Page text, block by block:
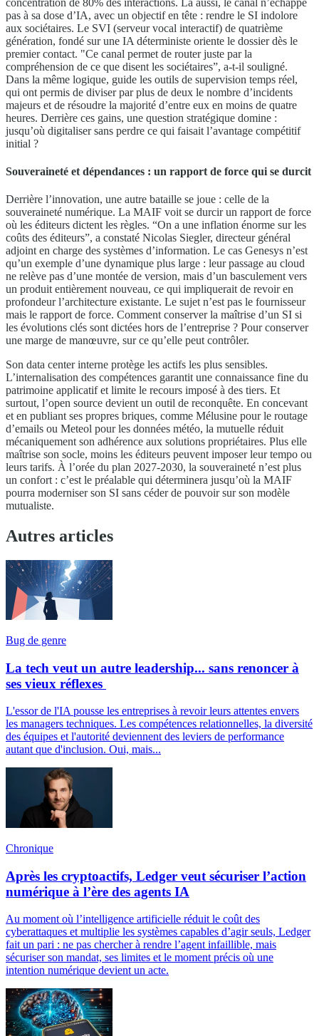
pas à sa dose d’IA, avec un objectif en tête : rendre le SI indolore
aux sociétaires. Le SVI (serveur vocal interactif) de quatrième
génération, fondé sur une IA déterministe oriente le dossier dès le
premier contact. "Ce canal permet de router juste par la
compréhension de ce que disent les sociétaires”, a-t-il souligné.
Dans la même logique, guide les outils de supervision temps réel,
qui ont permis de diviser par plus de deux le nombre d’incidents
majeurs et de résoudre la majorité d’entre eux en moins de quatre
heures. Derrière ces gains, une question stratégique domine :
jusqu’où digitaliser sans perdre ce qui faisait l’avantage compétitif
initial ?
Souveraineté et dépendances : un rapport de force qui se durcit
Derrière l’innovation, une autre bataille se joue : celle de la
souveraineté numérique. La MAIF voit se durcir un rapport de force
où les éditeurs dictent les règles. “On a une inflation énorme sur les
coûts des éditeurs”, a constaté Nicolas Siegler, directeur général
adjoint en charge des systèmes d’information. Le cas Genesys n’est
qu’un exemple d’une dynamique plus large : leur passage au cloud
ne relève pas d’une montée de version, mais d’un basculement vers
un produit entièrement nouveau, ce qui impliquerait de revoir en
profondeur l’architecture existante. Le sujet n’est pas le fournisseur
mais le rapport de force. Comment conserver la maîtrise d’un SI si
les évolutions clés sont dictées hors de l’entreprise ? Pour conserver
une marge de manœuvre, sur ce qu’elle peut contrôler.
Son data center interne protège les actifs les plus sensibles.
L’internalisation des compétences garantit une connaissance fine du
patrimoine applicatif et limite le recours imposé à des tiers. Et
surtout, l’open source devient un outil de reconquête. En concevant
et en publiant ses propres briques, comme Mélusine pour le routage
d’emails ou Meteol pour les données météo, la mutuelle réduit
mécaniquement son adhérence aux solutions propriétaires. Plus elle
maîtrise son socle, moins les éditeurs peuvent imposer leur tempo ou
leurs tarifs. À l’orée du plan 2027-2030, la souveraineté n’est plus
un confort : c’est le préalable qui déterminera jusqu’où la MAIF
pourra moderniser son SI sans céder de pouvoir sur son modèle
mutualiste.
Autres articles
Bug de genre
La tech veut un autre leadership... sans renoncer à
ses vieux réflexes
L'essor de l'IA pousse les entreprises à revoir leurs attentes envers
les managers techniques. Les compétences relationnelles, la diversité
des équipes et l'autorité deviennent des leviers de performance
autant que d'inclusion. Oui, mais...
Chronique
Après les cryptoactifs, Ledger veut sécuriser l’action
numérique à l’ère des agents IA
Au moment où l’intelligence artificielle réduit le coût des
cyberattaques et multiplie les systèmes capables d’agir seuls, Ledger
fait un pari : ne pas chercher à rendre l’agent infaillible, mais
sécuriser son mandat, ses limites et le moment précis où une
intention numérique devient un acte.